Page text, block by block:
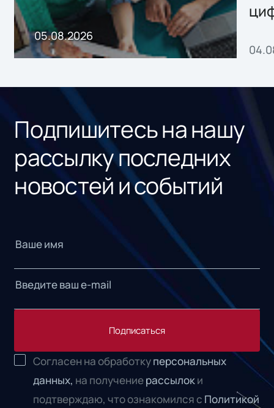
05.08.2026
Подпишитесь на нашу
рассылку последних
новостей и событий
Подписаться
Согласен на обработкуперсональных
данных, на получениерассылоки
подтверждаю, что ознакомился с Политикой